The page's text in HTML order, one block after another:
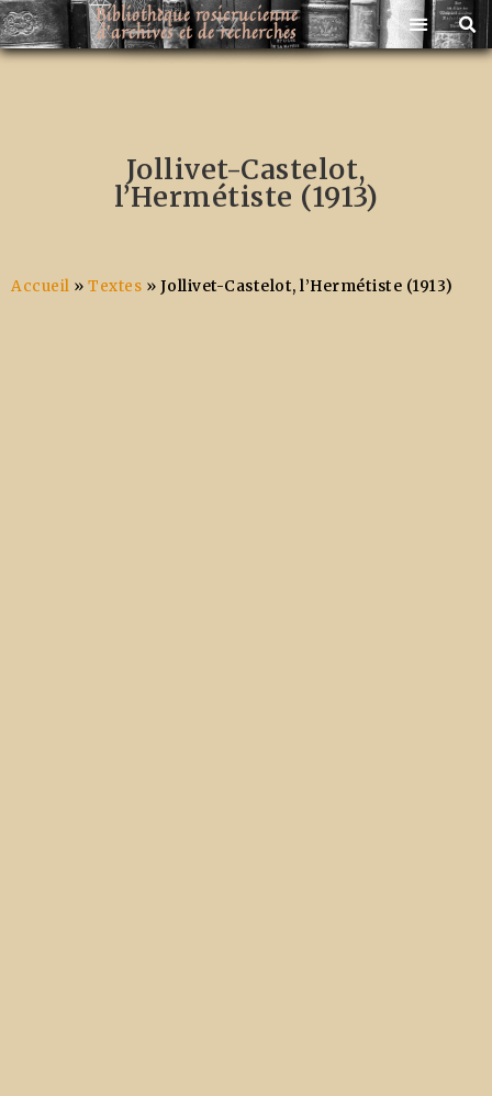
Bibliothèque rosicrucienne
d'archives et de recherches
Jollivet-Castelot,
l’Hermétiste (1913)
Accueil » Textes » Jollivet-Castelot, l’Hermétiste (1913)